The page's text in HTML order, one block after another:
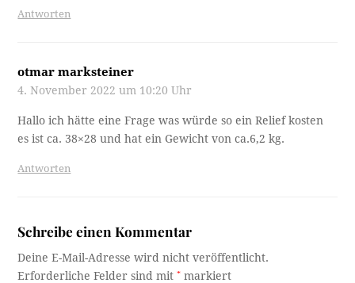
Antworten
otmar marksteiner
4. November 2022 um 10:20 Uhr
Hallo ich hätte eine Frage was würde so ein Relief kosten
es ist ca. 38×28 und hat ein Gewicht von ca.6,2 kg.
Antworten
Schreibe einen Kommentar
Deine E-Mail-Adresse wird nicht veröffentlicht.
Erforderliche Felder sind mit* markiert